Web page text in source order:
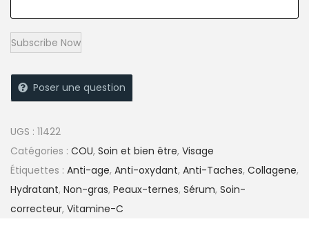
Poser une question
UGS : 11422
Catégories : COU, Soin et bien être, Visage
Étiquettes : Anti-age, Anti-oxydant, Anti-Taches, Collagene,
Hydratant, Non-gras, Peaux-ternes, Sérum, Soin-
correcteur, Vitamine-C